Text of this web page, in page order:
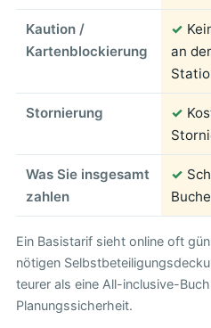
Kaution /
Kartenblockierung
✓
an
Stornierung ✓
Was Sie insgesamt
zahlen
✓
Ein Basistarif sieht online oft
nötigen
teurer als eine All-inclusive-
Planungssicherheit.